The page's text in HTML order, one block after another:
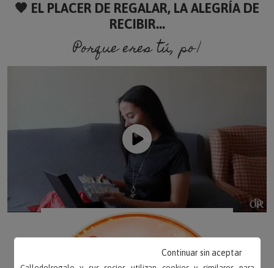
🧡 EL PLACER DE REGALAR, LA ALEGRÍA DE
RECIBIR...
Porque eres tú, porque so
Continuar sin aceptar